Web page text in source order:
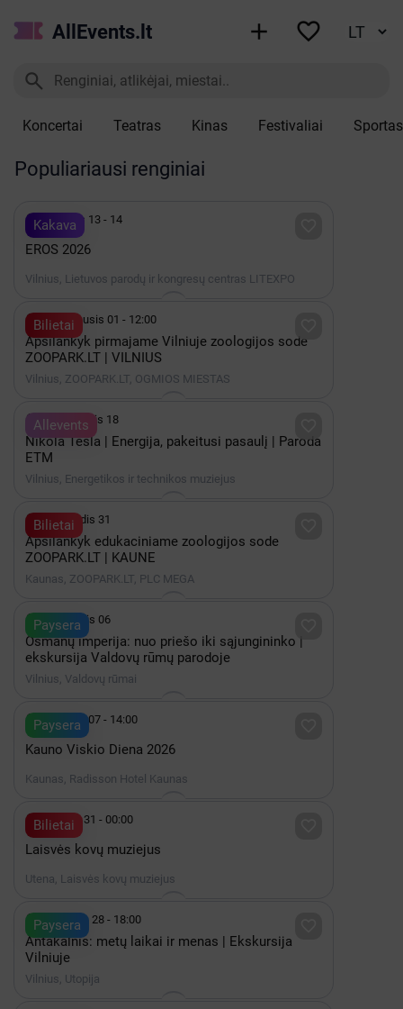
AllEvents.lt  

Koncertai Teatras Kinas Festivaliai Sportas
Populiariausi renginiai
Kakava
 Lapkritis 13 - 14
EROS 2026
Vilnius, Lietuvos parodų ir kongresų centras LITEXPO
Bilietai
 2023 Sausis 01 - 12:00
Apsilankyk pirmajame Vilniuje zoologijos sode
ZOOPARK.LT | VILNIUS
Vilnius, ZOOPARK.LT, OGMIOS MIESTAS
Allevents
 iki Rugpjūtis 18
Nikola Tesla | Energija, pakeitusi pasaulį | Paroda
ETM
Vilnius, Energetikos ir technikos muziejus
Bilietai
 iki Gruodis 31
Apsilankyk edukaciniame zoologijos sode
ZOOPARK.LT | KAUNE
Kaunas, ZOOPARK.LT, PLC MEGA
Paysera
 iki Gruodis 06
Osmanų imperija: nuo priešo iki sąjungininko |
ekskursija Valdovų rūmų parodoje
Vilnius, Valdovų rūmai
Paysera
 Lapkritis 07 - 14:00
Kauno Viskio Diena 2026
Kaunas, Radisson Hotel Kaunas
Bilietai
 Gruodis 31 - 00:00
Laisvės kovų muziejus
Utena, Laisvės kovų muziejus
Paysera
 Rugpjūtis 28 - 18:00
Antakalnis: metų laikai ir menas | Ekskursija
Vilniuje
Vilnius, Utopija